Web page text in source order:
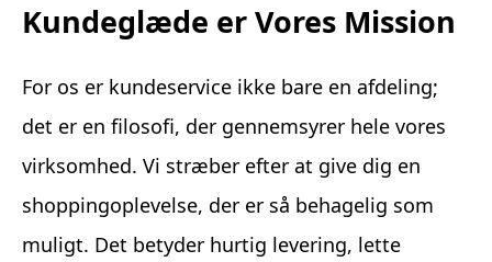
Kundeglæde er Vores Mission
For os er kundeservice ikke bare en afdeling;
det er en filosofi, der gennemsyrer hele vores
virksomhed. Vi stræber efter at give dig en
shoppingoplevelse, der er så behagelig som
muligt. Det betyder hurtig levering, lette